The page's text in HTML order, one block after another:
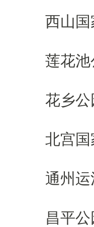
西山国
莲花池
花乡公
北宫国
通州运
昌平公